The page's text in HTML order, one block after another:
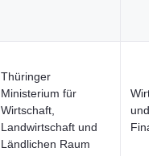
Thüringer
Ministerium für
Wirtschaft,
Landwirtschaft und
Ländlichen Raum
und